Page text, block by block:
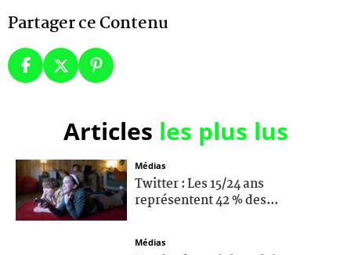
Partager ce Contenu
Articles les plus lus
Médias
Twitter : Les 15/24 ans
représentent 42 % des...
Médias